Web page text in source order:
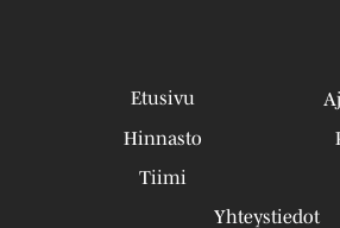
Etusivu
Hinnasto
Tiimi
Yhteystiedot